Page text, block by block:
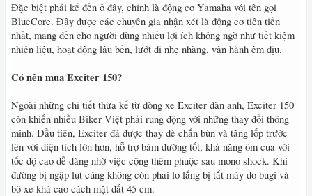
Đặc biệt phải kể đến ở đây, chính là động cơ Yamaha với tên gọi
BlueCore. Đây được các chuyên gia nhận xét là động cơ tiên tiến
nhất, mang đến cho người dùng nhiều lợi ích không ngờ như tiết kiệm
nhiên liệu, hoạt động lâu bền, lướt đi nhẹ nhàng, vận hành êm dịu.
Có nên mua Exciter 150?
Ngoài những chi tiết thừa kế từ dòng xe Exciter đàn anh, Exciter 150
còn khiến nhiều Biker Việt phải rung động với những thay đổi thông
minh. Đầu tiên, Exciter đã được thay dè chắn bùn và tăng lốp trước
lên với diện tích lớn hơn, hỗ trợ bám đường tốt, khả năng ôm cua với
tốc độ cao dễ dàng nhờ việc cộng thêm phuộc sau mono shock. Khi
đường bị ngập lụt cũng không còn phải lo lắng bị tắt máy do bugi và
bô xe khá cao cách mặt đất 45 cm.